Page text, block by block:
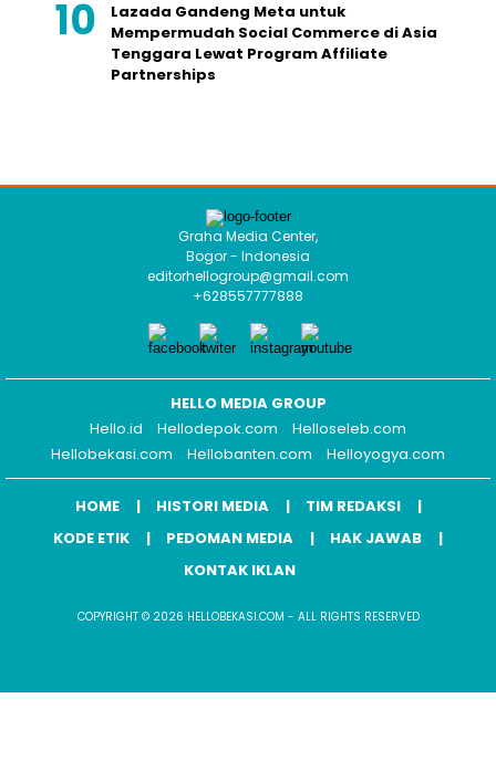
Lazada Gandeng Meta untuk
Mempermudah Social Commerce di Asia
Tenggara Lewat Program Affiliate
Partnerships
Graha Media Center,
Bogor - Indonesia
editorhellogroup@gmail.com
+628557777888
HELLO MEDIA GROUP
Hello.id
Hellodepok.com
Helloseleb.com
Hellobekasi.com
Hellobanten.com Helloyogya.com
HOME HISTORI MEDIA
TIM REDAKSI
KODE ETIK
PEDOMAN MEDIA
HAK JAWAB
KONTAK IKLAN
COPYRIGHT © 2026 HELLOBEKASI.COM - ALL RIGHTS RESERVED